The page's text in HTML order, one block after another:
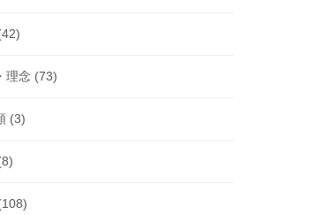
理念 (73)
(3)